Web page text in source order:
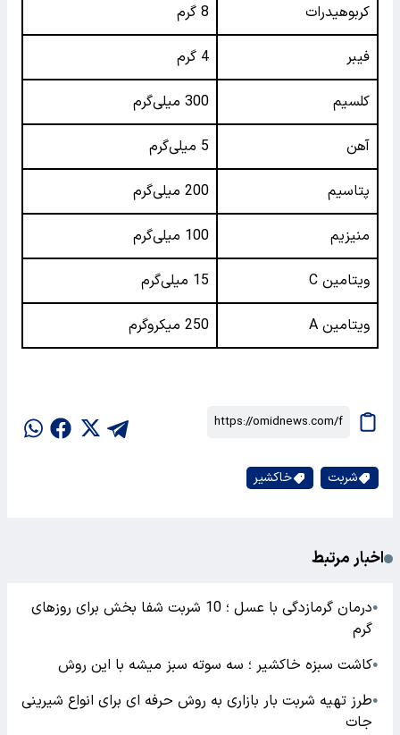
کربوهیدرات 8 گرم
فیبر 4 گرم
کلسیم 300 میلی‌گرم
آهن 5 میلی‌گرم
پتاسیم 200 میلی‌گرم
منیزیم 100 میلی‌گرم
ویتامین C 15 میلی‌گرم
ویتامین A 250 میکروگرم
شربت خاکشیر
اخبار مرتبط
●
درمان گرمازدگی با عسل ؛ 10 شربت شفا بخش برای روزهای
گرم
●کاشت سبزه خاکشیر ؛ سه سوته سبز میشه با این روش
●طرز تهیه شربت بار بازاری به روش حرفه ای برای انواع شیرینی
جات